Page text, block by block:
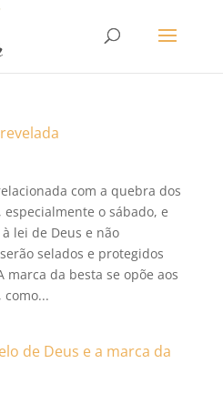
com a quebra dos
o sábado, e
lei de Deus e não
selados e protegidos
marca da besta se opõe aos
como...
de Deus e a marca da